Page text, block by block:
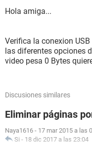
Hola amiga...
Verifica la conexion
las diferentes opciones
video pesa 0 Bytes
Discusiones similares
Eliminar páginas
Naya1616 - 17 mar 2015 a las
Si - 18 dic 2017 a las 23:04